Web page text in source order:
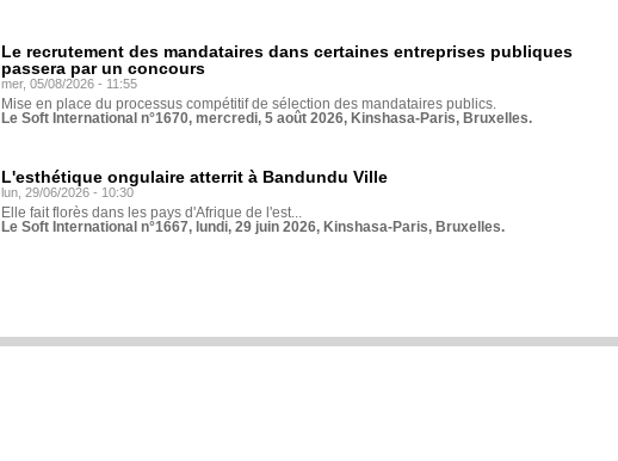
Le recrutement des mandataires dans certaines entreprises publiques
passera par un concours
mer, 05/08/2026 - 11:55
Mise en place du processus compétitif de sélection des mandataires publics.
Le Soft International n°1670, mercredi, 5 août 2026, Kinshasa-Paris, Bruxelles.
L'esthétique ongulaire atterrit à Bandundu Ville
lun, 29/06/2026 - 10:30
Elle fait florès dans les pays d'Afrique de l'est...
Le Soft International n°1667, lundi, 29 juin 2026, Kinshasa-Paris, Bruxelles.